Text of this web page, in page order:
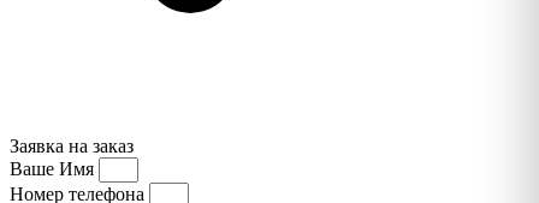
Заявка на заказ
Ваше Имя
Номер телефона